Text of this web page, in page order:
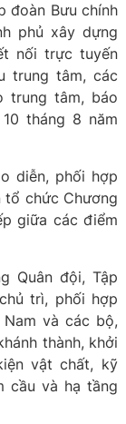
đoàn Bưu chính
phủ xây dựng
nối trực tuyến
trung tâm, các
trung tâm, báo
tháng 8 năm
diễn, phối hợp
tổ chức Chương
giữa các điểm
Quân đội, Tập
trì, phối hợp
và các bộ,
thành, khởi
vật chất, kỹ
cầu và hạ tầng